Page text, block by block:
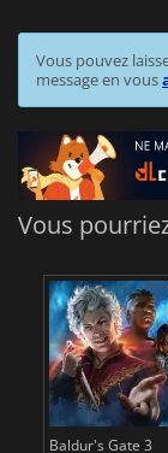
Vous pouvez
message en vous
Vous
Baldur's Gate 3